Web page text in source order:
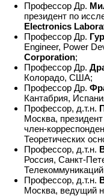
Профессор Др.
президент по
Electronics
Профессор Др.
Engineer, Power
Corporation;
Профессор Др.
Колорадо, США;
Профессор Др.
Кантабрия,
Профессор, д.т.н.
Москва,
член-
Теоретических
Профессор, д.т.н.
Россия, Санкт-
Профессор, д.т.н.
Москва, ведущий